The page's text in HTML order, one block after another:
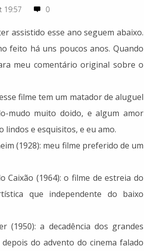
19:57 0
assistido esse ano seguem abaixo.
feito há uns poucos anos. Quando
meu comentário original sobre o
filme tem um matador de aluguel
mudo muito doido, e algum amor
lindos e esquisitos, e eu amo.
(1928): meu filme preferido de um
Caixão (1964): o filme de estreia do
que independente do baixo
(1950): a decadência dos grandes
do advento do cinema falado